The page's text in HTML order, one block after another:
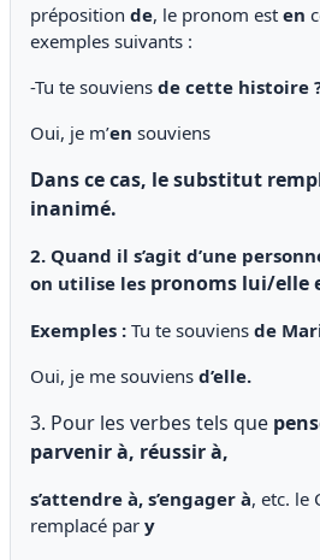
préposition de, le pronom est en
exemples suivants :
-Tu te souviens de cette histoire
Oui, je m’en souviens
Dans ce cas, le substitut
inanimé.
2. Quand il s’agit d’une
on utilise les pronoms lui/elle
Exemples : Tu te souviens de
Oui, je me souviens d’elle.
3. Pour les verbes tels que
parvenir à, réussir à,
s’attendre à, s’engager à, etc. le
remplacé par y